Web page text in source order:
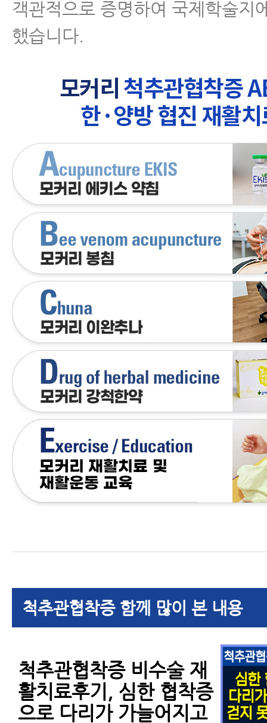
객관적으로 증명하여 국제학술지
했습니다.
척추관협착증 함께 많이 본 내용
척추관협착증 비수술 재
활치료후기, 심한 협착증
으로 다리가 가늘어지고